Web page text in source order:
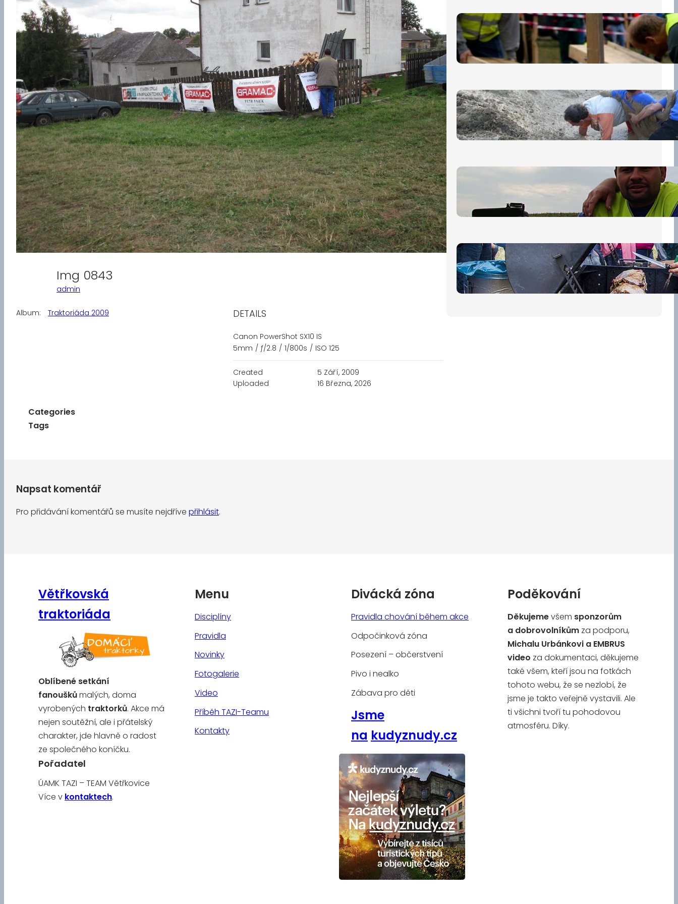
Img 0843
admin
Album: Traktoriáda 2009 DETAILS
Canon PowerShot SX10 IS
5mm / ƒ/2.8 / 1/800s / ISO 125
Created
5 Září, 2009
Uploaded
16 Března, 2026
Categories
Tags
Nová pravidla pro účastníky
13 července, 2026
„Prase za prase“: Kdo doběhne
první, vyhraje!
30 června, 2026
Bezpečnost na prvním místě
15 května, 2026
Pro diváky
30 dubna, 2026
Napsat komentář
Pro přidávání komentářů se musíte nejdříve přihlásit.
Větřkovská
traktoriáda
Oblíbené setkání
fanouškůmalých, doma
vyrobených traktorků. Akce má
nejen soutěžní, ale i přátelský
charakter, jde hlavně o radost
ze společného koníčku.
Pořadatel
ÚAMK TAZI – TEAM Větřkovice
Více v kontaktech.
Menu
Disciplíny
Pravidla
Novinky
Fotogalerie
Video
Příběh TAZI-Teamu
Kontakty
Divácká zóna
Pravidla chování během akce
Odpočinková zóna
Posezení – občerstvení
Pivo i nealko
Zábava pro děti
Jsme
na kudyznudy.cz
Poděkování
Děkujemevšem sponzorům
a dobrovolníkům za podporu,
Michalu Urbánkovi a EMBRUS
video za dokumentaci, děkujeme
také všem, kteří jsou na fotkách
tohoto webu, že se nezlobí, že
jsme je takto veřejně vystavili. Ale
ti všichni tvoří tu pohodovou
atmosféru. Díky.